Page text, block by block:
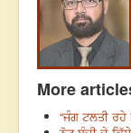
More
“ਜੰਗ ਟਲਤੀ